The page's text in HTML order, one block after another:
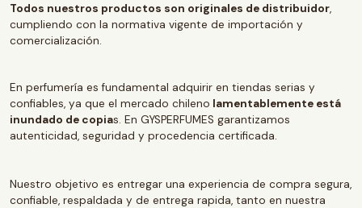
Todos nuestros productos son originales de distribuidor,
cumpliendo con la normativa vigente de importación y
comercialización.
En perfumería es fundamental adquirir en tiendas serias y
confiables, ya que el mercado chileno lamentablemente está
inundado de copias. En GYSPERFUMES garantizamos
autenticidad, seguridad y procedencia certificada.
Nuestro objetivo es entregar una experiencia de compra segura,
confiable, respaldada y de entrega rapida, tanto en nuestra